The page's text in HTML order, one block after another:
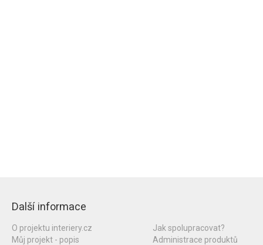
Další informace
O projektu interiery.cz
Můj projekt - popis
Jak spolupracovat?
Administrace produktů